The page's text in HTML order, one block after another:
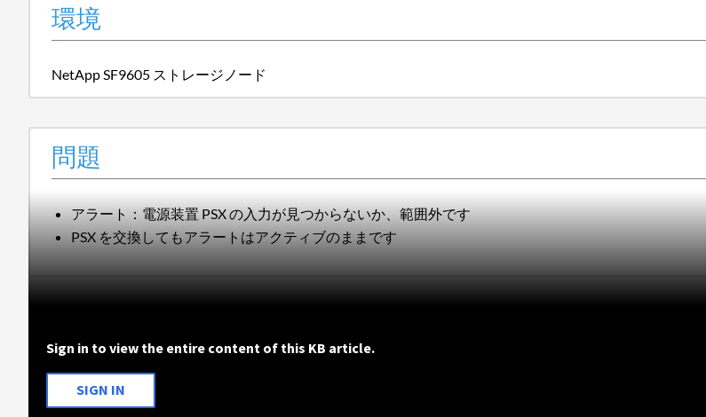
環境
NetApp SF9605 ストレージノード
問題
アラート：電源装置 PSX の入力が見つからないか、範囲外です
PSX を交換してもアラートはアクティブのままです
Sign in to view the entire content of this KB article.
SIGN IN